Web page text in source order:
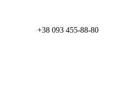
+38 093 455-88-80